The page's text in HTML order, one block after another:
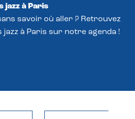
jazz à Paris
savoir où aller ? Retrouvez
jazz à Paris sur notre agenda !